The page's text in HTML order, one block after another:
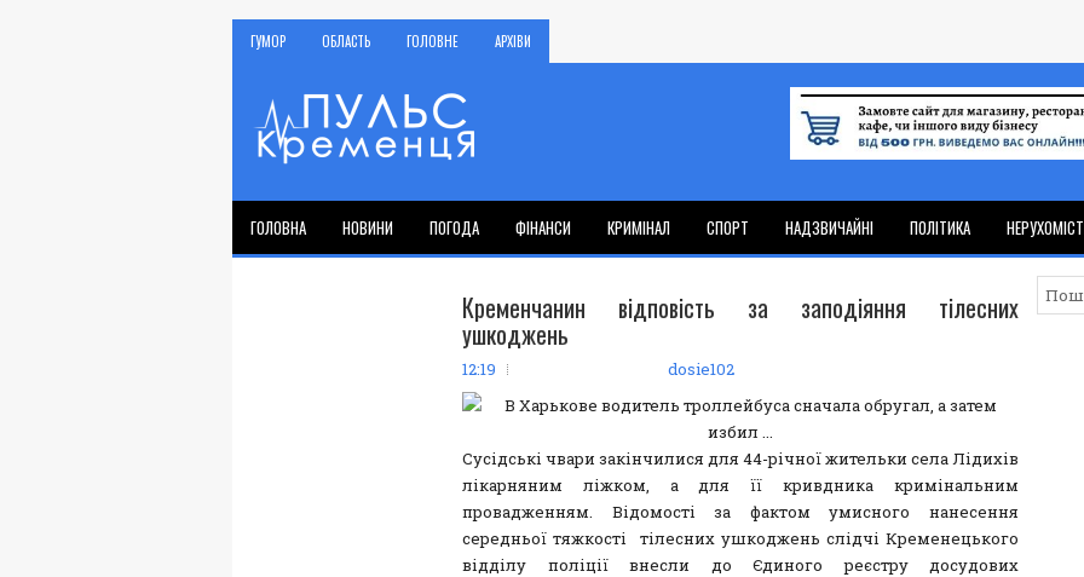
ГУМОР ОБЛАСТЬ ГОЛОВНЕ АРХІВИ
ГОЛОВНА НОВИНИ ПОГОДА ФІНАНСИ КРИМІНАЛ СПОРТ НАДЗВИЧАЙНІ ПОЛІТИКА
Кременчанин відповість за заподіяння тілесних
ушкоджень
12:19 dosie102
Сусідські чвари закінчилися для 44-річної жительки села Лідихів
лікарняним ліжком, а для її кривдника кримінальним
провадженням. Відомості за фактом умисного нанесення
середньої тяжкості тілесних ушкоджень слідчі Кременецького
відділу поліції внесли до Єдиного реєстру досудових